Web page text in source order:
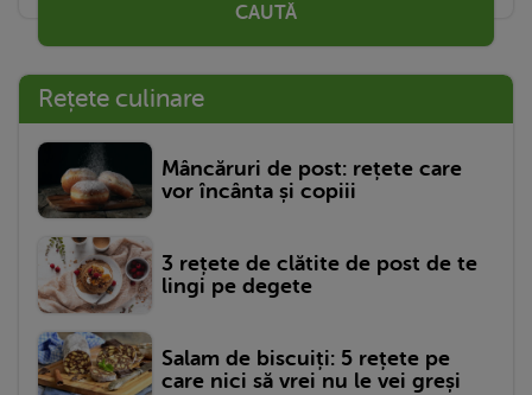
CAUTĂ
Rețete culinare
Mâncăruri de post: rețete care
vor încânta și copiii
3 rețete de clătite de post de te
lingi pe degete
Salam de biscuiți: 5 rețete pe
care nici să vrei nu le vei greși